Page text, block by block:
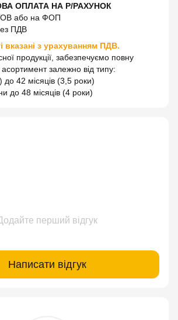
ОПЛАТА НА Р/РАХУНОК
або на ФОП
ПДВ
вказані з урахуванням ПДВ.
продукції, забезпечуємо повну
залежно від типу:
42 місяців (3,5 роки)
до 48 місяців (4 роки)
перший відгук
Написати відгук